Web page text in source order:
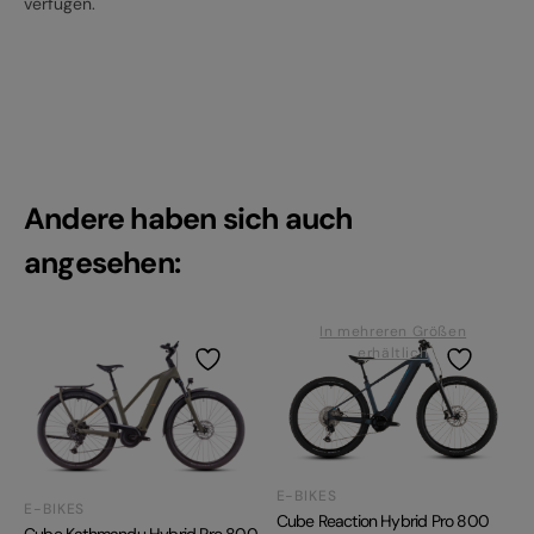
Andere haben sich auch
angesehen:
E-BIKES
In mehreren Größen
erhältlich
E-BIKES
Cube Reaction Hybrid Pro 800